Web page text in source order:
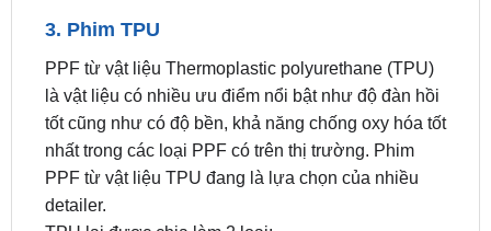
là vật liệu có nhiều ưu điểm nổi bật như độ đàn hồi
tốt cũng như có độ bền, khả năng chống oxy hóa tốt
nhất trong các loại PPF có trên thị trường. Phim
PPF từ vật liệu TPU đang là lựa chọn của nhiều
detailer.
TPU lại được chia làm 2 loại:
TPU không có khả năng tự phục hồi hư hỏng